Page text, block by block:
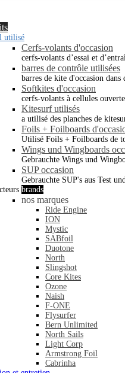
utilisé
Cerfs-volants d'occasion
cerfs-volants d’essai et
barres de contrôle utilisées
barres de kite d'occasion
Softkites d'occasion
cerfs-volants à cellules
Kitesurf utilisés
a utilisé des planches de
Foils + Foilboards
Utilisé Foils + Foilboards de
Wings und Wingboards
Gebrauchte Wings und
SUP occasion
Gebrauchte SUP's aus Test
brands
nos marques
Ride Engine
ION
Mystic
SABfoil
Duotone
North
Slingshot
Core Kites
Ozone
Naish
F-ONE
Flysurfer
Bern Unlimited
North Sails
Light Corp
Armstrong Foil
Cabrinha